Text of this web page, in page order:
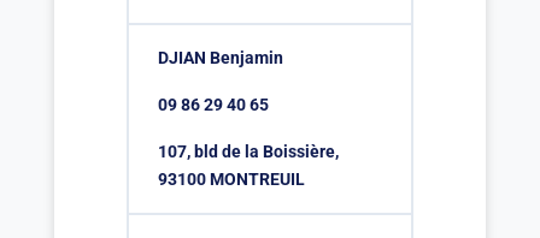
DJIAN Benjamin
09 86 29 40 65
107, bld de la Boissière,
93100 MONTREUIL